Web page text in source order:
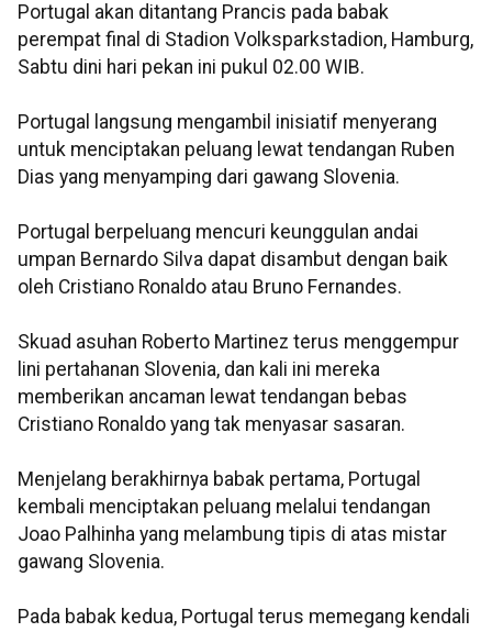
Portugal akan ditantang Prancis pada babak
perempat final di Stadion Volksparkstadion, Hamburg,
Sabtu dini hari pekan ini pukul 02.00 WIB.
Portugal langsung mengambil inisiatif menyerang
untuk menciptakan peluang lewat tendangan Ruben
Dias yang menyamping dari gawang Slovenia.
Portugal berpeluang mencuri keunggulan andai
umpan Bernardo Silva dapat disambut dengan baik
oleh Cristiano Ronaldo atau Bruno Fernandes.
Skuad asuhan Roberto Martinez terus menggempur
lini pertahanan Slovenia, dan kali ini mereka
memberikan ancaman lewat tendangan bebas
Cristiano Ronaldo yang tak menyasar sasaran.
Menjelang berakhirnya babak pertama, Portugal
kembali menciptakan peluang melalui tendangan
Joao Palhinha yang melambung tipis di atas mistar
gawang Slovenia.
Pada babak kedua, Portugal terus memegang kendali